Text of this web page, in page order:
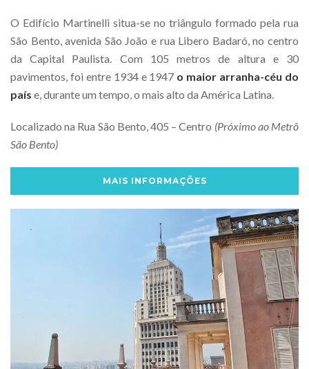
O Edifício Martinelli situa-se no triângulo formado pela rua
São Bento, avenida São João e rua Libero Badaró, no centro
da Capital Paulista. Com 105 metros de altura e 30
pavimentos, foi entre 1934 e 1947 o maior arranha-céu do
país e, durante um tempo, o mais alto da América Latina.
Localizado na Rua São Bento, 405 – Centro (Próximo ao Metrô
São Bento)
MAIS INFORMAÇÕES